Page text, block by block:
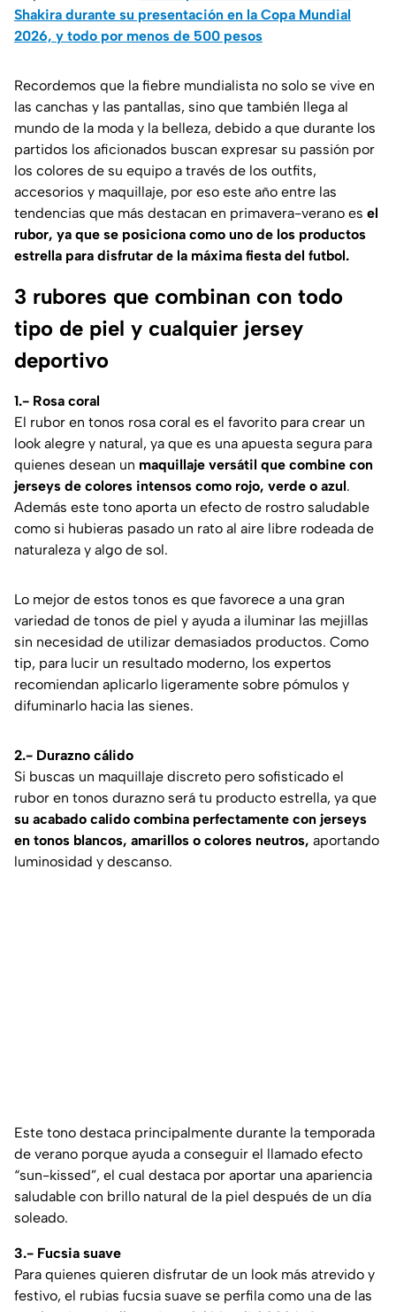
Shakira durante su presentación en la Copa Mundial
2026, y todo por menos de 500 pesos
Recordemos que la fiebre mundialista no solo se vive en
las canchas y las pantallas, sino que también llega al
mundo de la moda y la belleza, debido a que durante los
partidos los aficionados buscan expresar su passión por
los colores de su equipo a través de los outfits,
accesorios y maquillaje, por eso este año entre las
tendencias que más destacan en primavera-verano es el
rubor, ya que se posiciona como uno de los productos
estrella para disfrutar de la máxima fiesta del futbol.
3 rubores que combinan con todo
tipo de piel y cualquier jersey
deportivo
1.- Rosa coral
El rubor en tonos rosa coral es el favorito para crear un
look alegre y natural, ya que es una apuesta segura para
quienes desean un maquillaje versátil que combine con
jerseys de colores intensos como rojo, verde o azul.
Además este tono aporta un efecto de rostro saludable
como si hubieras pasado un rato al aire libre rodeada de
naturaleza y algo de sol.
Lo mejor de estos tonos es que favorece a una gran
variedad de tonos de piel y ayuda a iluminar las mejillas
sin necesidad de utilizar demasiados productos. Como
tip, para lucir un resultado moderno, los expertos
recomiendan aplicarlo ligeramente sobre pómulos y
difuminarlo hacia las sienes.
2.- Durazno cálido
Si buscas un maquillaje discreto pero sofisticado el
rubor en tonos durazno será tu producto estrella, ya que
su acabado calido combina perfectamente con jerseys
en tonos blancos, amarillos o colores neutros, aportando
luminosidad y descanso.
Este tono destaca principalmente durante la temporada
de verano porque ayuda a conseguir el llamado efecto
“sun-kissed”, el cual destaca por aportar una apariencia
saludable con brillo natural de la piel después de un día
soleado.
3.- Fucsia suave
Para quienes quieren disfrutar de un look más atrevido y
festivo, el rubias fucsia suave se perfila como una de las